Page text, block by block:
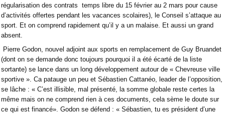
régularisation des contrats temps libre du 15 février au 2 mars pour cause
d’activités offertes pendant les vacances scolaires), le Conseil s’attaque au
sport. Et on comprend rapidement qu’il y a un malaise. Et aussi un grand
absent.
Pierre Godon, nouvel adjoint aux sports en remplacement de Guy Bruandet
(dont on se demande donc toujours pourquoi il a été écarté de la liste
sortante) se lance dans un long développement autour de « Chevreuse ville
sportive ». Ca patauge un peu et Sébastien Cattanéo, leader de l’opposition,
se lâche : « C’est illisible, mal présenté, la somme globale reste certes la
même mais on ne comprend rien à ces documents, cela sème le doute sur
ce qui est financé». Godon se défend : « Sébastien, tu es président d’une